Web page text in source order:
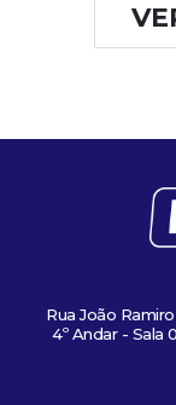
Rua João
4º Andar - Sala